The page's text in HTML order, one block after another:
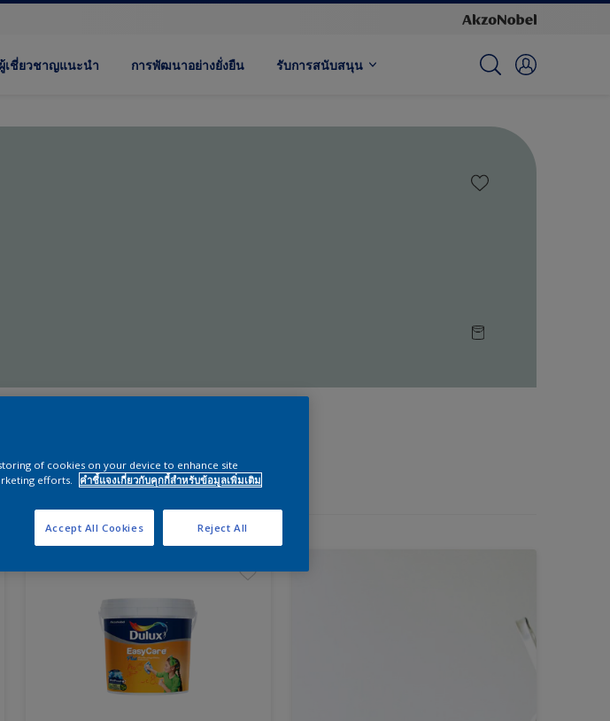
ผู้เชี่ยวชาญแนะนำ การพัฒนาอย่างยั่งยืน รับการสนับสนุน
of cookies on your device to enhance site
efforts.
คำชี้แจงเกี่ยวกับคุกกี้สำหรับข้อมูลเพิ่มเติม
Reject All
Accept All Cookies